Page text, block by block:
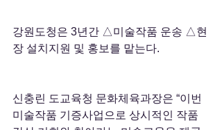
강원도청은 3년간 △미술작품 운송 △현
장 설치지원 및 홍보를 맡는다.
신충린 도교육청 문화체육과장은 “이번
미술작품 기증사업으로 상시적인 작품